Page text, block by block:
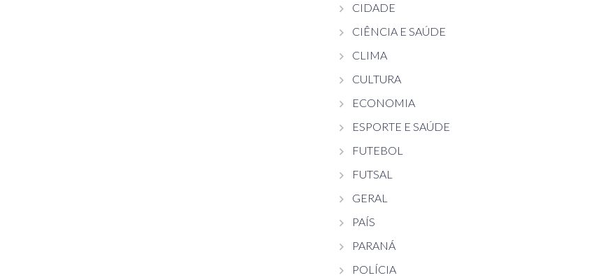
CIDADE
CIÊNCIA E SAÚDE
CLIMA
CULTURA
ECONOMIA
ESPORTE E SAÚDE
FUTEBOL
FUTSAL
GERAL
PAÍS
PARANÁ
POLÍCIA